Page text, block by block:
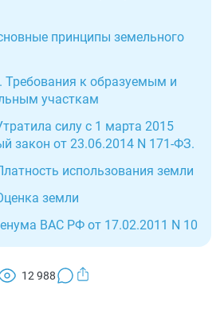
принципы земельного
Требования к образуемым и
участкам
силу с 1 марта 2015
закон от 23.06.2014 N 171-ФЗ.
использования земли
земли
ВАС РФ от 17.02.2011 N 10
12 988